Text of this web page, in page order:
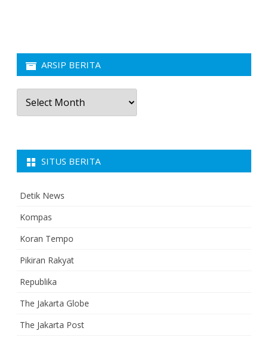
ARSIP BERITA
Arsip
Berita
SITUS BERITA
Detik News
Kompas
Koran Tempo
Pikiran Rakyat
Republika
The Jakarta Globe
The Jakarta Post